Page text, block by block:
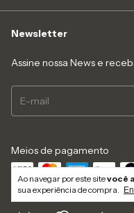
Ao navegar por este sitevocê
sua experiência de compra.
Newsletter
Assine nossa News e
Meios de pagamento